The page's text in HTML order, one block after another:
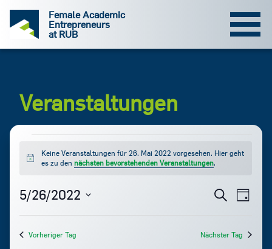
Zum
Inhalt
Female Academic
Entrepreneurs
at RUB
Veranstaltungen
für
26.
Mai
Hinweis
Keine Veranstaltungen für 26. Mai 2022 vorgesehen. Hier geht
es zu den nächsten bevorstehenden Veranstaltungen.
SucheTag
5/26/2022
Vorheriger Tag Nächster Tag